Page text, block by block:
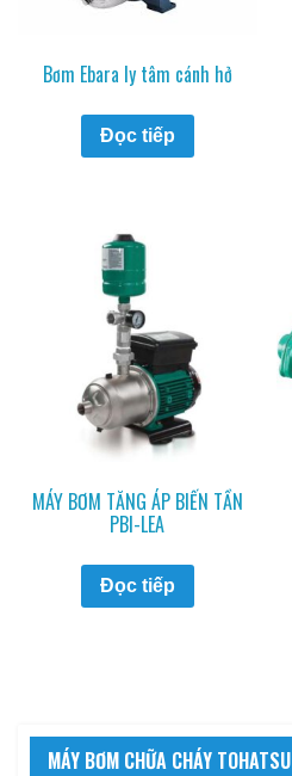
Bơm Ebara ly tâm cánh hở
Đọc tiếp
MÁY BƠM TĂNG ÁP BIẾN TẦN
PBI-LEA
Đọc tiếp
MÁY BƠM CHỮA CHÁY TOHATSU